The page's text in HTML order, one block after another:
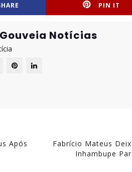
PIN IT
Notícias
Após
Fabrício Mateus
Inhambupe